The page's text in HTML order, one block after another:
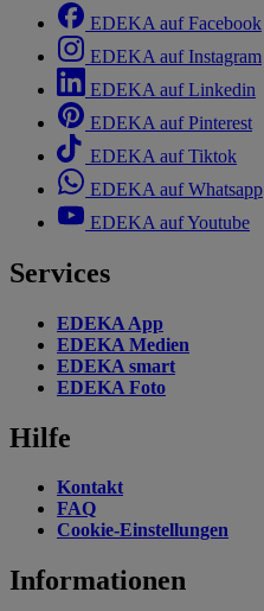
EDEKA auf Facebook
EDEKA auf Instagram
EDEKA auf Linkedin
EDEKA auf Pinterest
EDEKA auf Tiktok
EDEKA auf Whatsapp
EDEKA auf Youtube
Services
EDEKA App
EDEKA Medien
EDEKA smart
EDEKA Foto
Hilfe
Kontakt
FAQ
Cookie-Einstellungen
Informationen